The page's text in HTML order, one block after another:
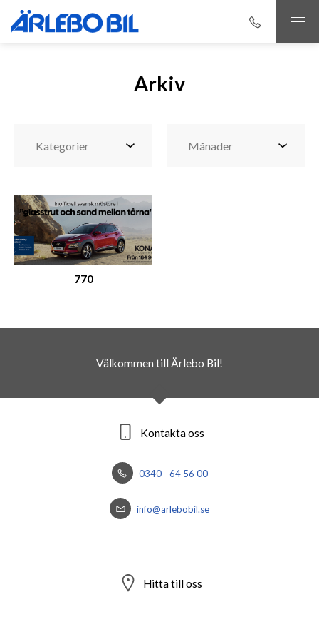
Arkiv
770
Välkommen till Ärlebo Bil!
Kontakta oss
0340 - 64 56 00
info@arlebobil.se
Hitta till oss